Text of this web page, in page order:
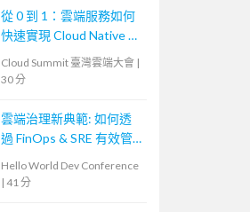
從 0 到 1：雲端服務如何
快速實現 Cloud Native AI
檢索增強生成（RAG）功
能的應用
Cloud Summit 臺灣雲端大會 |
30 分
雲端治理新典範: 如何透
過 FinOps & SRE 有效管
Hello World Dev Conference
| 41 分